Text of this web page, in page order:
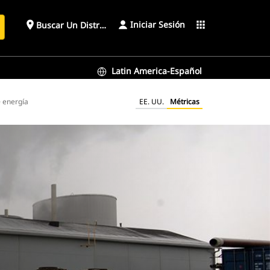
place Buscar Un Distribuidor Iniciar Sesión apps
Latin America-Español
energía EE. UU. Métricas